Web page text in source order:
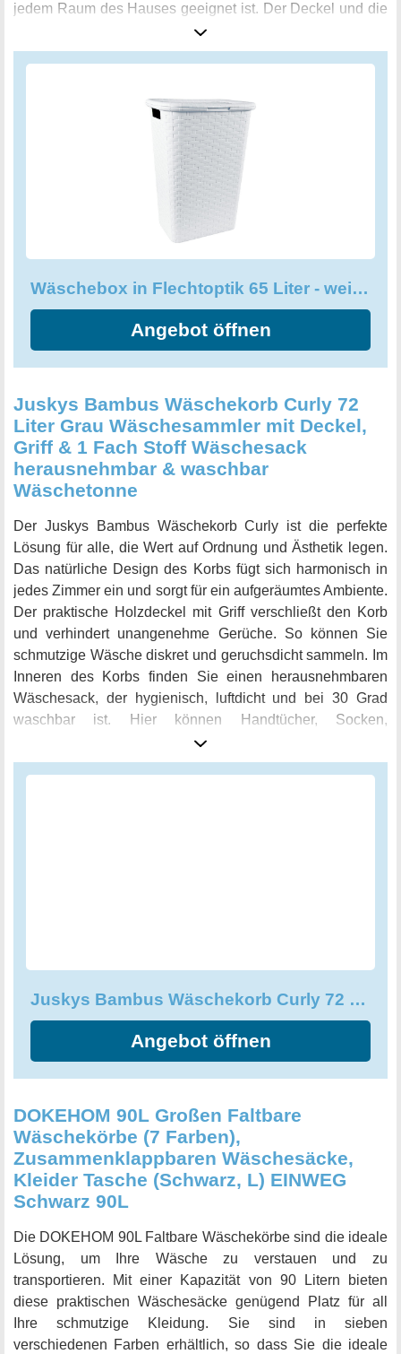
jedem Raum des Hauses geeignet ist. Der Deckel und die
seitlichen Tragegriffe machen es einfach, die Wäschebox
zu öffnen und zu schließen sowie sie zu transportieren,
bedeutet, dass sie groß genug für eine ganze Woche
Schmutzwäsche ist. Mit seiner ansprechenden Optik und
seinen praktischen Merkmalen ist die Wäschebox die
perfekte Lösung für die Aufbewahrung Ihrer schmutzigen
Wäschebox in Flechtoptik 65 Liter - weiß - Wäschetruhe Wäschekorb
Angebot öffnen
Juskys Bambus Wäschekorb Curly 72
Liter Grau Wäschesammler mit Deckel,
Griff & 1 Fach Stoff Wäschesack
herausnehmbar & waschbar
Wäschetonne
Der Juskys Bambus Wäschekorb Curly ist die perfekte
Lösung für alle, die Wert auf Ordnung und Ästhetik legen.
Das natürliche Design des Korbs fügt sich harmonisch in
jedes Zimmer ein und sorgt für ein aufgeräumtes Ambiente.
Der praktische Holzdeckel mit Griff verschließt den Korb
und verhindert unangenehme Gerüche. So können Sie
schmutzige Wäsche diskret und geruchsdicht sammeln. Im
Inneren des Korbs finden Sie einen herausnehmbaren
Wäschesack, der hygienisch, luftdicht und bei 30 Grad
waschbar ist. Hier können Handtücher, Socken,
Unterwäsche und Schuhe vorübergehend aufbewahrt
werden. Mit einem Griff (Kordel) bewegen Sie die
Juskys Bambus Wäschekorb Curly 72 Liter Grau Wäschesammler mit Deckel
Angebot öffnen
DOKEHOM 90L Großen Faltbare
Wäschekörbe (7 Farben),
Zusammenklappbaren Wäschesäcke,
Kleider Tasche (Schwarz, L) EINWEG
Schwarz 90L
Die DOKEHOM 90L Faltbare Wäschekörbe sind die ideale
Lösung, um Ihre Wäsche zu verstauen und zu
transportieren. Mit einer Kapazität von 90 Litern bieten
diese praktischen Wäschesäcke genügend Platz für all
Ihre schmutzige Kleidung. Sie sind in sieben
verschiedenen Farben erhältlich, so dass Sie die ideale